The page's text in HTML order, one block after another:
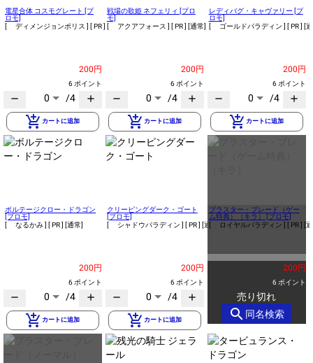
電星合体 コスモグレート [プ
ロモ]
[ ディメンジョンポリス ] [ PR ] [通常]
200円
6 ポイント
remove 0 /4 add
add_shopping_cart カートに追加
戦場の歌姫 ネフェリィ [プロ
モ]
[ アクアフォース ] [ PR ] [通常]
200円
6 ポイント
remove 0 /4 add
add_shopping_cart カートに追加
レディバグ・キャヴァリー [プ
ロモ]
[ ゴールドパラディン ] [ PR ] [
200円
6 ポイント
remove 0 /4 add
add_shopping_cart カートに追加
ボルテージクロー・ドラゴン
[プロモ]
[ なるかみ ] [ PR ] [通常]
200円
6 ポイント
remove 0 /4 add
add_shopping_cart カートに追加
クリーピングダーク・ゴート
[プロモ]
[ シャドウパラディン ] [ PR ] [通常]
200円
6 ポイント
remove 0 /4 add
add_shopping_cart カートに追加
ブラスター・ブレード（ゲー
ム特典）（キラ） [プロモ]
[ ロイヤルパラディン ] [ PR ] [
200円
6 ポイント
売り切れ
search 同名検索